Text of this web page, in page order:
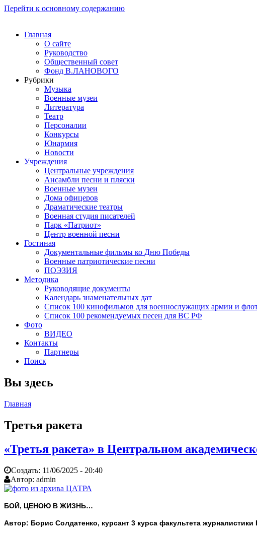
Перейти к основному содержанию
Главная
О сайте
Руководство
Общественный совет
Фонд В.ЛАНОВОГО
Рубрики
Музыка
Военные музеи
Литература
Театр
Персоналии
Конкурсы
Юнармия
Новости
Учреждения
Центральные учреждения
Ансамбли песни и пляски
Военные музеи
Дома офицеров
Драматические театры
Военная студия писателей
Парк «Патриот»
Центр военной песни
Гостиная
Документальные фильмы ко Дню Победы
Военные патриотические песни
ПОЭЗИЯ
Методика
Руководящие документы
Календарь знаменательных дат
Список 100 кинофильмов для военнослужащих армии и
Список 100 рекомендуемых песен для ВС РФ
Фото
ВИДЕО
Контакты
Партнеры
Поиск
Вы здесь
Главная
Третья ракета
«Третья ракета» в Центральном
Создать: 11/06/2025 - 20:40
Автор: admin
БОЙ, ЦЕНОЮ В ЖИЗНЬ…
Автор: Борис Солдатенко, курсант 3 курса факультета